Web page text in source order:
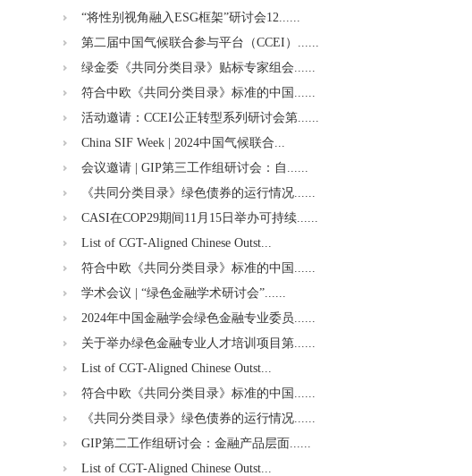
“将性别视角融入ESG框架”研讨会12......
第二届中国气候联合参与平台（CCEI）......
绿金委《共同分类目录》贴标专家组会......
符合中欧《共同分类目录》标准的中国......
活动邀请：CCEI公正转型系列研讨会第......
China SIF Week | 2024中国气候联合...
会议邀请 | GIP第三工作组研讨会：自......
《共同分类目录》绿色债券的运行情况......
CASI在COP29期间11月15日举办可持续......
List of CGT-Aligned Chinese Outst...
符合中欧《共同分类目录》标准的中国......
学术会议 | “绿色金融学术研讨会”......
2024年中国金融学会绿色金融专业委员......
关于举办绿色金融专业人才培训项目第......
List of CGT-Aligned Chinese Outst...
符合中欧《共同分类目录》标准的中国......
《共同分类目录》绿色债券的运行情况......
GIP第二工作组研讨会：金融产品层面......
List of CGT-Aligned Chinese Outst...